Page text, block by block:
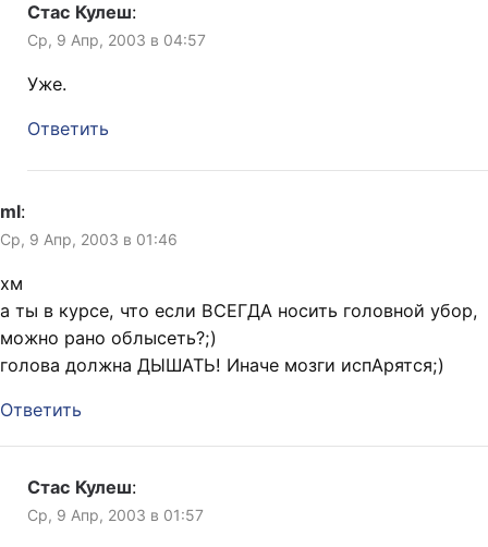
Стас Кулеш:
Ср, 9 Апр, 2003 в 04:57
Уже.
Ответить
ml:
Ср, 9 Апр, 2003 в 01:46
хм
а ты в курсе, что если ВСЕГДА носить головной убор,
можно рано облысеть?;)
голова должна ДЫШАТЬ! Иначе мозги испАрятся;)
Ответить
Стас Кулеш:
Ср, 9 Апр, 2003 в 01:57